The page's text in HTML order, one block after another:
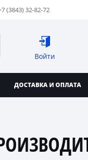
(3843) 32-82-72
Войти
ДОСТАВКА И ОПЛАТА